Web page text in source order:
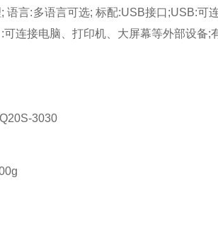
言:多语言可选; 标配:USB接口;USB:可
连接电脑、打印机、大屏幕等外部设备;
3030